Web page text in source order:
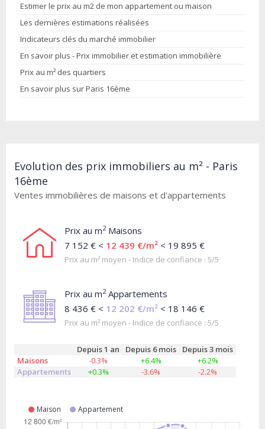
Estimer le prix au m2 de mon appartement ou maison
Les dernières estimations réalisées
Indicateurs clés du marché immobilier
En savoir plus - Prix immobilier et estimation immobilière
Prix au m² des quartiers
En savoir plus sur Paris 16ème
Evolution des prix immobiliers au m² - Paris
16ème
Ventes immobilières de maisons et d'appartements
Prix au m2Maisons
7 152 € < 12 439 €/m² < 19 895 €
Prix au m² moyen - Indice de confiance : 5/5
Prix au m2Appartements
8 436 € < 12 202 €/m² < 18 146 €
Prix au m² moyen - Indice de confiance : 5/5
Depuis 1 an Depuis 6 mois
Depuis 3 mois
Maisons
-0.3% +6.4%
+6.2%
Appartements
+0.3% -3.6% -2.2%
Maison Appartement